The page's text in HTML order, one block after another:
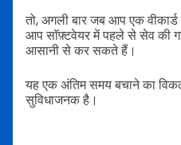
तो, अगली बार जब आप एक
आप सॉफ़्टवेयर में पहले से सेव की
आसानी से कर सकते हैं।
यह एक अंतिम समय बचाने का
सुविधाजनक है।